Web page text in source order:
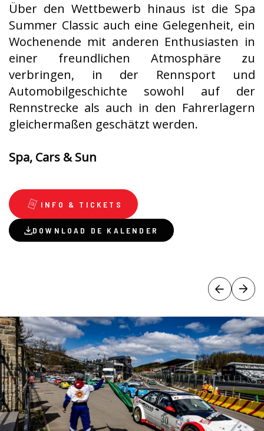
Über den Wettbewerb hinaus ist die Spa
Summer Classic auch eine Gelegenheit, ein
Wochenende mit anderen Enthusiasten in
einer freundlichen Atmosphäre zu
verbringen, in der Rennsport und
Automobilgeschichte sowohl auf der
Rennstrecke als auch in den Fahrerlagern
gleichermaßen geschätzt werden.
Spa, Cars & Sun
INFO & TICKETS
DOWNLOAD DE KALENDER